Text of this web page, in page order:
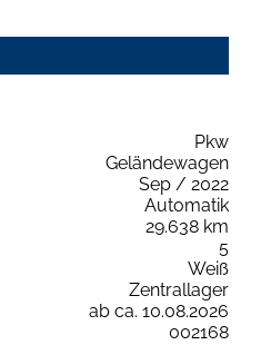
Pkw
Geländewagen
Sep / 2022
Automatik
29.638 km
5
Weiß
Zentrallager
ab ca. 10.08.2026
002168